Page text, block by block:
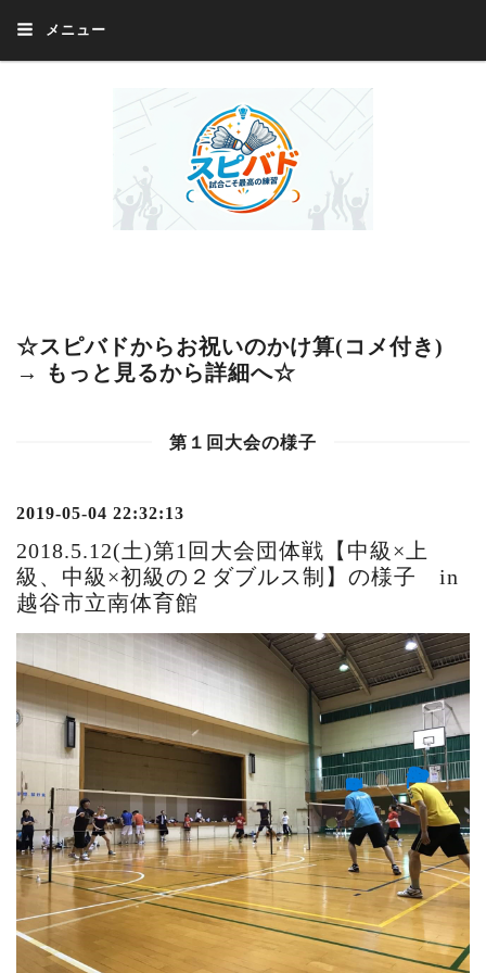
メニュー
☆スピバドからお祝いのかけ算(コメ付き)
→ もっと見るから詳細へ☆
第１回大会の様子
2019-05-04 22:32:13
2018.5.12(土)第1回大会団体戦【中級×上
級、中級×初級の２ダブルス制】の様子 in
越谷市立南体育館